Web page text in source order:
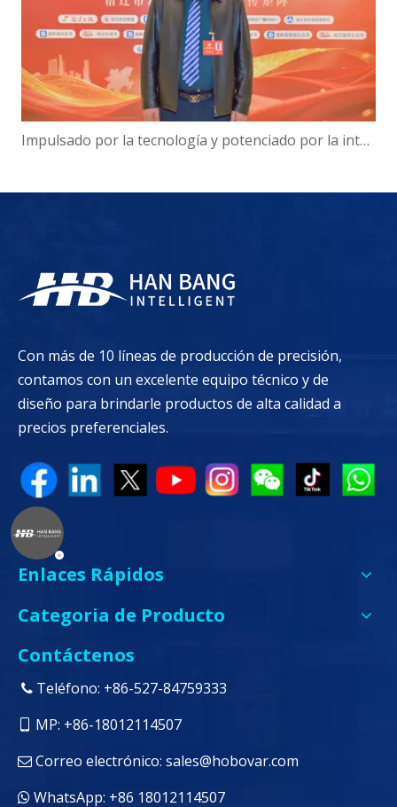
Impulsado por la tecnología y potenciado por la inteligencia: el presidente de Hanbang Intelligence, Gao Yun, sobre el avance del desarrollo del 'Centro de inteligencia digital' de Suqian
Con más de 10 líneas de producción de precisión,
contamos con un excelente equipo técnico y de
diseño para brindarle productos de alta calidad a
precios preferenciales.
Enlaces Rápidos
Categoria de Producto
Contáctenos
 Teléfono: +86-527-84759333
MP: +86-18012114507
 Correo electrónico: sales@hobovar.com
 WhatsApp: +86 18012114507